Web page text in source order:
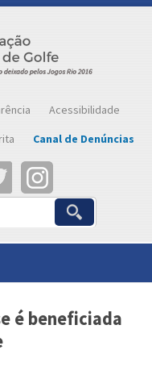
Acessibilidade
Canal de Denúncias
Hole in One
é beneficiada